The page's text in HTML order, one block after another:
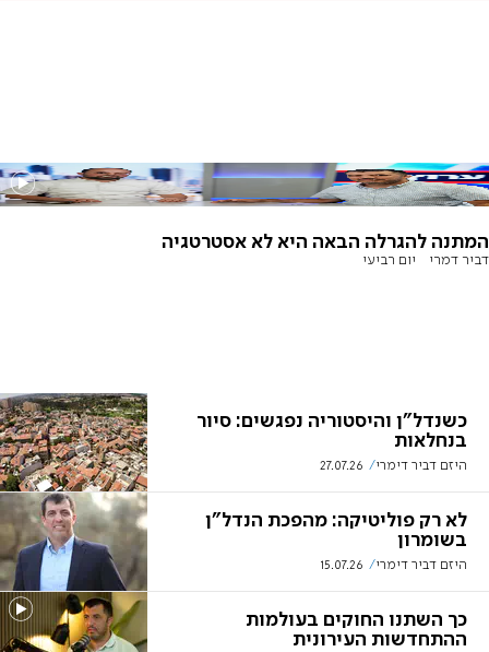
המתנה להגרלה הבאה היא לא אסטרטגיה
דביר דמרי יום רביעי
כשנדל"ן והיסטוריה נפגשים: סיור
בנחלאות
היזם דביר דימרי 27.07.26
לא רק פוליטיקה: מהפכת הנדל"ן
בשומרון
היזם דביר דימרי 15.07.26
כך השתנו החוקים בעולמות
ההתחדשות העירונית